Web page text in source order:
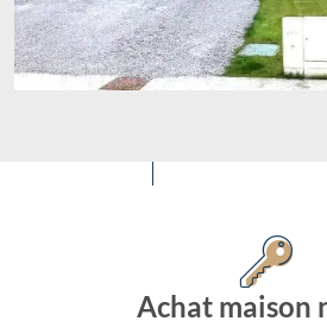
Achat maison